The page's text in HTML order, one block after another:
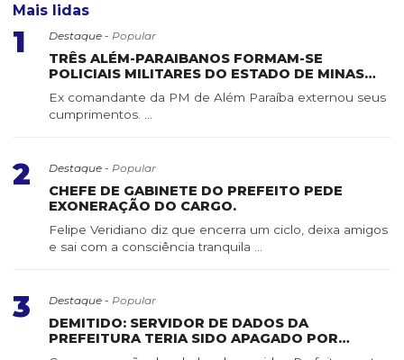
Mais lidas
1 Destaque - Popular
TRÊS ALÉM-PARAIBANOS FORMAM-SE
POLICIAIS MILITARES DO ESTADO DE MINAS
Ex comandante da PM de Além Paraíba externou seus
cumprimentos. ...
2 Destaque - Popular
CHEFE DE GABINETE DO PREFEITO PEDE
EXONERAÇÃO DO CARGO.
Felipe Veridiano diz que encerra um ciclo, deixa amigos
e sai com a consciência tranquila ...
3 Destaque - Popular
DEMITIDO: SERVIDOR DE DADOS DA
PREFEITURA TERIA SIDO APAGADO POR
SERVIDOR DE CONFIANÇA